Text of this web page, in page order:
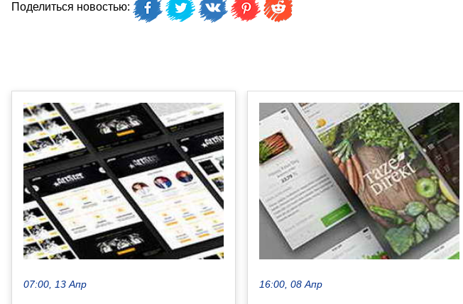
Поделиться новостью:
07:00, 13 Апр 16:00, 08 Апр